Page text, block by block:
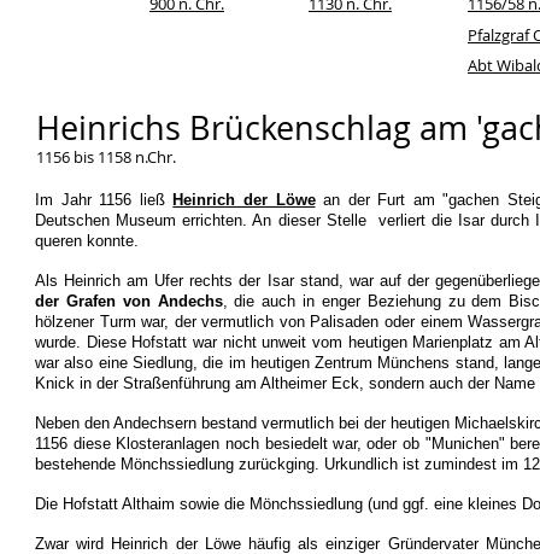
Pfalzgraf
Abt
Heinrichs Brückenschlag am
1156 bis 1158 n.Chr.
Im Jahr 1156 ließ Heinrich der Löwean der Furt am "gachen
Deutschen Museum errichten. An dieser Stelle verliert die Isar
queren konnte.
Als Heinrich am Ufer rechts der Isar stand, war auf der
der Grafen von Andechs, die auch in enger Beziehung zu dem
hölzener Turm war, der vermutlich von Palisaden oder einem
wurde. Diese Hofstatt war nicht unweit vom heutigen Marienplatz am
war also eine Siedlung, die im heutigen Zentrum Münchens stand,
Knick in der Straßenführung am Altheimer Eck, sondern auch der
Neben den Andechsern bestand vermutlich bei der heutigen
1156 diese Klosteranlagen noch besiedelt war, oder ob "Munichen"
bestehende Mönchssiedlung zurückging. Urkundlich ist zumindest im
Die Hofstatt Althaim sowie die Mönchssiedlung (und ggf. eine kleines
Zwar wird Heinrich der Löwe häufig als einziger Gründervater